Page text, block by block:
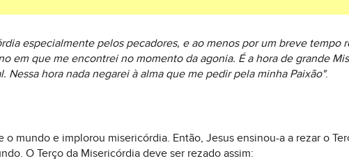
especialmente pelos pecadores, e ao menos por um breve tempo
em que me encontrei no momento da agonia. É a hora de grande
hora nada negarei à alma que me pedir pela minha Paixão".
o mundo e implorou misericórdia. Então, Jesus ensinou-a a rezar o
O Terço da Misericórdia deve ser rezado assim: